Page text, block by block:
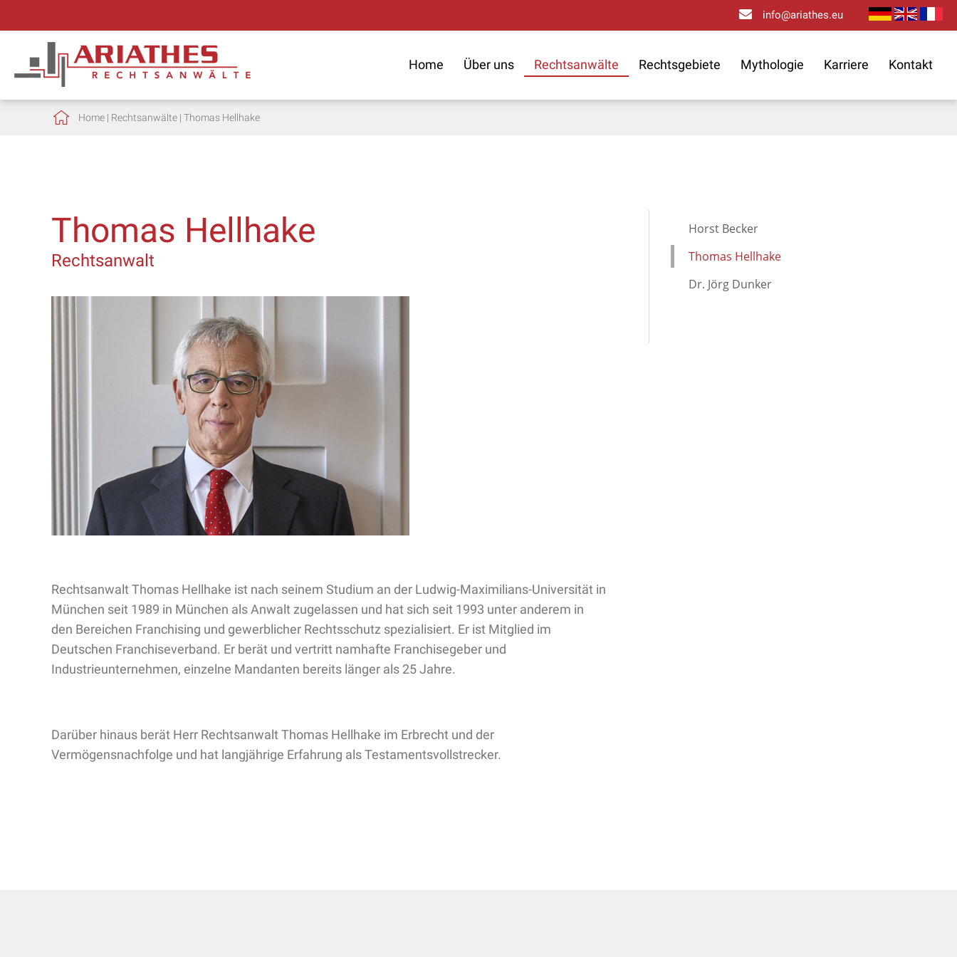
info@ariathes.eu
Home Über uns Rechtsanwälte Rechtsgebiete Mythologie Karriere Kontakt
Home| Rechtsanwälte| Thomas Hellhake
Horst Becker
Thomas Hellhake
Dr. Jörg Dunker
Thomas Hellhake
Rechtsanwalt
Rechtsanwalt Thomas Hellhake ist nach seinem Studium an der Ludwig-Maximilians-Universität in
München seit 1989 in München als Anwalt zugelassen und hat sich seit 1993 unter anderem in
den Bereichen Franchising und gewerblicher Rechtsschutz spezialisiert. Er ist Mitglied im
Deutschen Franchiseverband. Er berät und vertritt namhafte Franchisegeber und
Industrieunternehmen, einzelne Mandanten bereits länger als 25 Jahre.
Darüber hinaus berät Herr Rechtsanwalt Thomas Hellhake im Erbrecht und der
Vermögensnachfolge und hat langjährige Erfahrung als Testamentsvollstrecker.